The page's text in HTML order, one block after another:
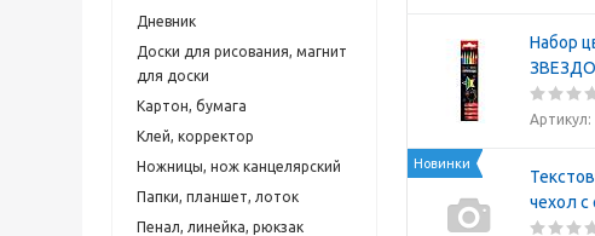
Дневник
Доски для рисования, магнит
для доски
Картон, бумага
Клей, корректор
Ножницы, нож канцелярский
Папки, планшет, лоток
Пенал, линейка, рюкзак
Набор
Артикул:
Новинки
чехол